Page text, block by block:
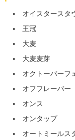
オイスタースタ
王冠
大麦
大麦麦芽
オクトーバーフ
オフフレーバー
オンス
オンタップ
オートミールス